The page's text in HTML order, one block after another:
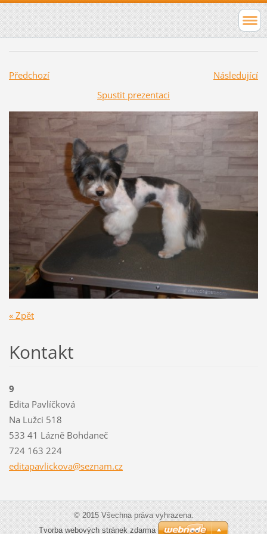
Předchozí
Následující
Spustit prezentaci
« Zpět
Kontakt
9
Edita Pavlíčková
Na Lužci 518
533 41 Lázně Bohdaneč
724 163 224
editapavlickova@seznam.cz
© 2015 Všechna práva vyhrazena.
Tvorba webových stránek zdarma